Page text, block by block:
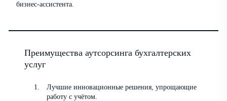
бизнес-ассистента.
Преимущества аутсорсинга бухгалтерских
услуг
Лучшие инновационные решения, упрощающие
работу с учётом.